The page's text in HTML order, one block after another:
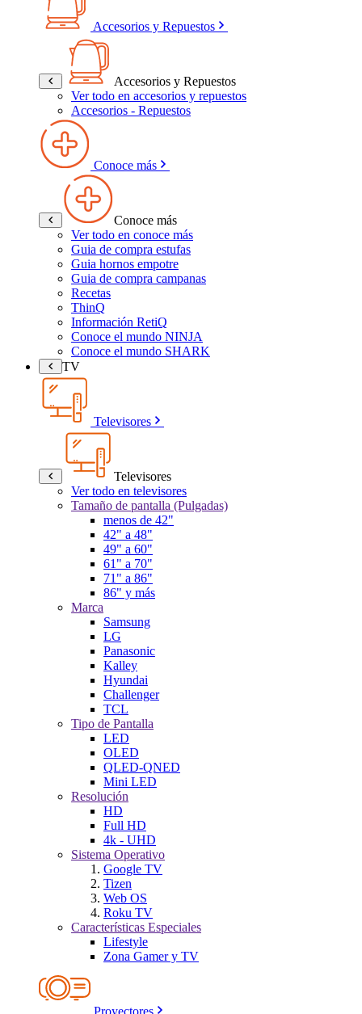
Accesorios y Repuestos
Accesorios y Repuestos
Ver todo en accesorios y repuestos
Accesorios - Repuestos
Conoce más
Conoce más
Ver todo en conoce más
Guia de compra estufas
Guia hornos empotre
Guia de compra campanas
Recetas
ThinQ
Información RetiQ
Conoce el mundo NINJA
Conoce el mundo SHARK
TV
Televisores
Televisores
Ver todo en televisores
Tamaño de pantalla (Pulgadas)
menos de 42"
42" a 48"
49" a 60"
61" a 70"
71" a 86"
86" y más
Marca
Samsung
LG
Panasonic
Kalley
Hyundai
Challenger
TCL
Tipo de Pantalla
LED
OLED
QLED-QNED
Mini LED
Resolución
HD
Full HD
4k - UHD
Sistema Operativo
Google TV
Tizen
Web OS
Roku TV
Características Especiales
Lifestyle
Zona Gamer y TV
Proyectores